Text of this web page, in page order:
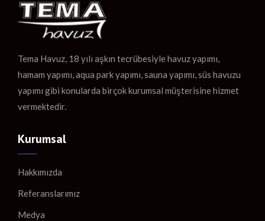
Tema Havuz, 18 yılı aşkın tecrübesiyle havuz yapımı,
hamam yapımı, aqua park yapımı, sauna yapımı, süs havuzu
yapımı gibi konularda birçok kurumsal müşterisine hizmet
vermektedir.
Kurumsal
Hakkımızda
Referanslarımız
Medya